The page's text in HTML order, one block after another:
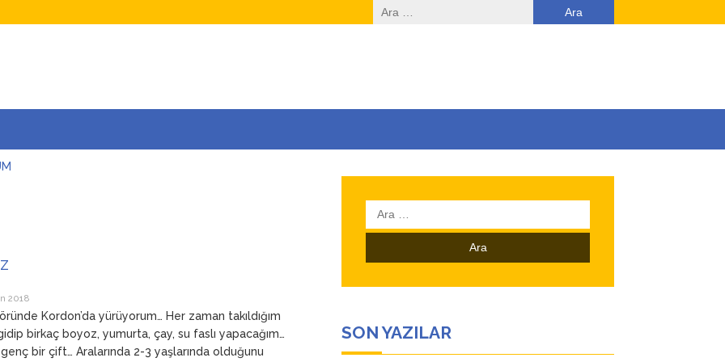
Arama:
2018
Kordon’da yürüyorum… Her zaman takıldığım
birkaç boyoz, yumurta, çay, su faslı yapacağım…
genç bir çift… Aralarında 2-3 yaşlarında olduğunu
Arama:
SON YAZILAR